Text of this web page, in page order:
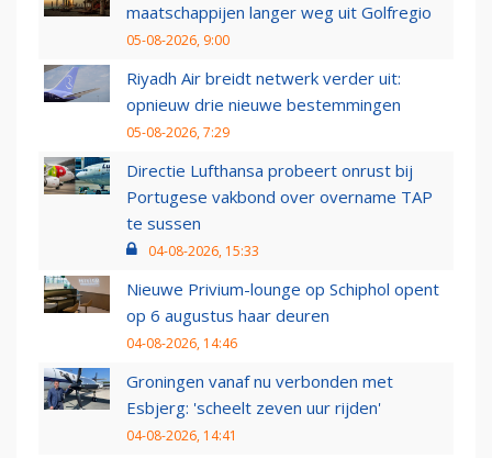
maatschappijen langer weg uit Golfregio
05-08-2026, 9:00
Riyadh Air breidt netwerk verder uit:
opnieuw drie nieuwe bestemmingen
05-08-2026, 7:29
Directie Lufthansa probeert onrust bij
Portugese vakbond over overname TAP
te sussen
04-08-2026, 15:33
Nieuwe Privium-lounge op Schiphol opent
op 6 augustus haar deuren
04-08-2026, 14:46
Groningen vanaf nu verbonden met
Esbjerg: 'scheelt zeven uur rijden'
04-08-2026, 14:41